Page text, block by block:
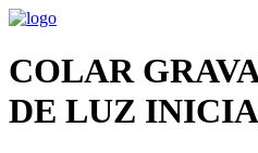
COLAR
DE LUZ